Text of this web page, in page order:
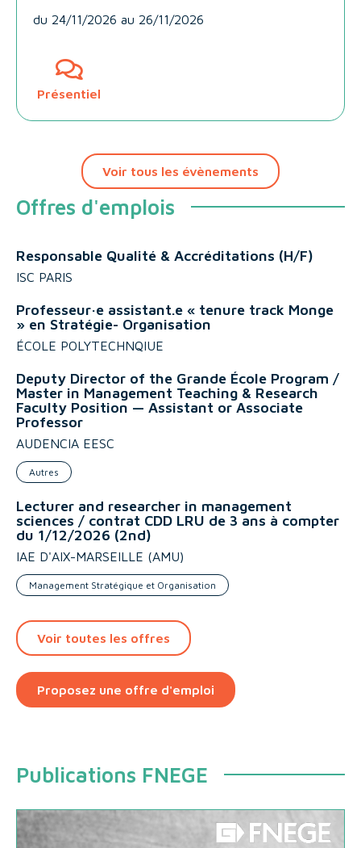
du 24/11/2026 au 26/11/2026
Présentiel
Voir tous les évènements
Offres d'emplois
Responsable Qualité & Accréditations (H/F)
ISC PARIS
Professeur·e assistant.e « tenure track Monge
» en Stratégie- Organisation
ÉCOLE POLYTECHNQIUE
Deputy Director of the Grande École Program /
Master in Management Teaching & Research
Faculty Position — Assistant or Associate
Professor
AUDENCIA EESC
Autres
Lecturer and researcher in management
sciences / contrat CDD LRU de 3 ans à compter
du 1/12/2026 (2nd)
IAE D'AIX-MARSEILLE (AMU)
Management Stratégique et Organisation
Voir toutes les offres
Proposez une offre d'emploi
Publications FNEGE